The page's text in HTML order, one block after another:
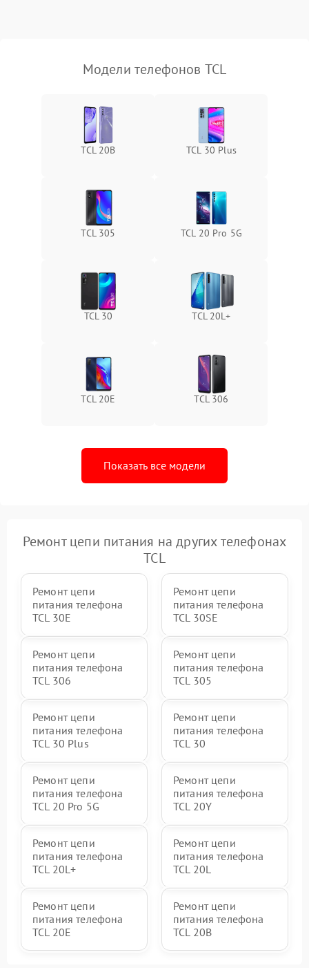
Модели телефонов TCL
TCL 20B TCL 30 Plus
TCL 305 TCL 20 Pro 5G
TCL 30 TCL 20L+
TCL 20E TCL 306
Показать все модели
Ремонт цепи питания на других телефонах
TCL
Ремонт цепи
питания телефона
TCL 30Е
Ремонт цепи
питания телефона
TCL 30SE
Ремонт цепи
питания телефона
TCL 306
Ремонт цепи
питания телефона
TCL 305
Ремонт цепи
питания телефона
TCL 30 Plus
Ремонт цепи
питания телефона
TCL 30
Ремонт цепи
питания телефона
TCL 20 Pro 5G
Ремонт цепи
питания телефона
TCL 20Y
Ремонт цепи
питания телефона
TCL 20L+
Ремонт цепи
питания телефона
TCL 20L
Ремонт цепи
питания телефона
TCL 20E
Ремонт цепи
питания телефона
TCL 20B